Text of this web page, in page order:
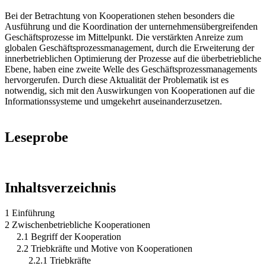
Bei der Betrachtung von Kooperationen stehen besonders die
Ausführung und die Koordination der unternehmensübergreifenden
Geschäftsprozesse im Mittelpunkt. Die verstärkten Anreize zum
globalen Geschäftsprozessmanagement, durch die Erweiterung der
innerbetrieblichen Optimierung der Prozesse auf die überbetriebliche
Ebene, haben eine zweite Welle des Geschäftsprozessmanagements
hervorgerufen. Durch diese Aktualität der Problematik ist es
notwendig, sich mit den Auswirkungen von Kooperationen auf die
Informationssysteme und umgekehrt auseinanderzusetzen.
Leseprobe
Inhaltsverzeichnis
1 Einführung
2 Zwischenbetriebliche Kooperationen
2.1 Begriff der Kooperation
2.2 Triebkräfte und Motive von Kooperationen
2.2.1 Triebkräfte